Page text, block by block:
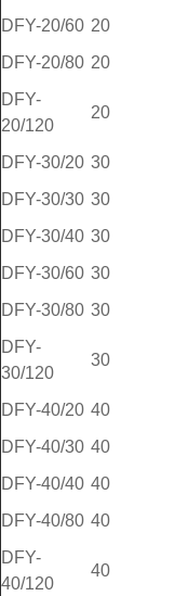
DFY-20/60 20
DFY-20/80 20
DFY-
20/120
20
DFY-30/20 30
DFY-30/30 30
DFY-30/40 30
DFY-30/60 30
DFY-30/80 30
DFY-
30/120
30
DFY-40/20 40
DFY-40/30 40
DFY-40/40 40
DFY-40/80 40
DFY-
40/120
40